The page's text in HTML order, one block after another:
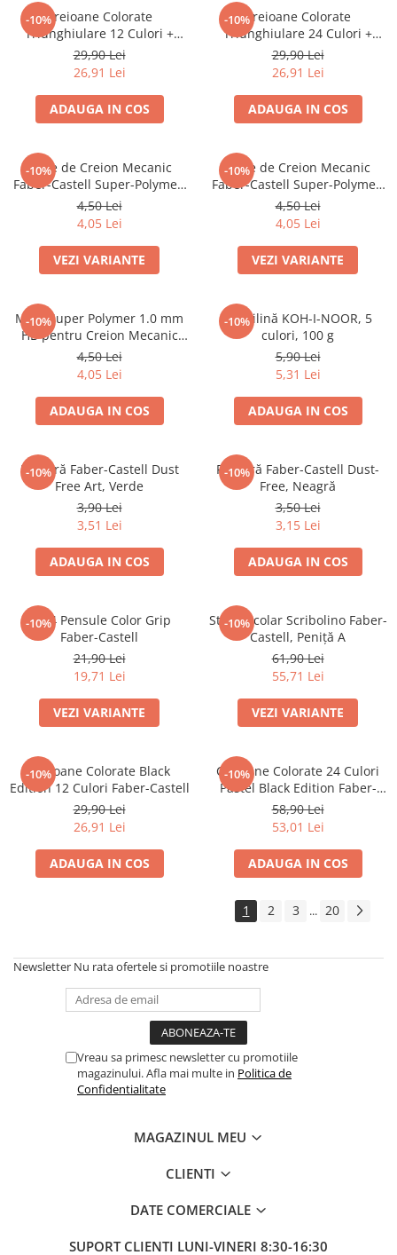
Bibliorafturi
Caiete mecanice
Clipboard-uri
Dosare Plastic
Mape
Penare
Penare cu doua compartimente
Penare cu trei compartimente
Penare cu un compartiment
Penare echipate
Pictură și desen
Accesorii pentru pictură
Creioane grafit și cărbune
Culori acrilice
Pensule
Plastilină
Tempera și Guașe
Tăiere și lipire
Foarfeci
-10%Creioane Colorate
Triunghiulare 12 Culori +
Ascuțitoare Eco Faber-Castell
29,90 Lei
26,91 Lei
ADAUGA IN COS
-10%Creioane Colorate
Triunghiulare 24 Culori +
Ascuțitoare Eco Faber-Castell
29,90 Lei
26,91 Lei
ADAUGA IN COS
-10%
Mine de Creion Mecanic
Faber-Castell Super-Polymer,
0,5 mm, HB/B, 12 Bucăți
4,50 Lei
4,05 Lei
VEZI VARIANTE
-10%
Mine de Creion Mecanic
Faber-Castell Super-Polymer,
0,7 mm, HB/B, 12 Bucăți
4,50 Lei
4,05 Lei
VEZI VARIANTE
-10%
Mine Super Polymer 1.0 mm
HB pentru Creion Mecanic
Faber-Castell
4,50 Lei
4,05 Lei
ADAUGA IN COS
-10%
Plastilină KOH-I-NOOR, 5
culori, 100 g
5,90 Lei
5,31 Lei
ADAUGA IN COS
-10%
Radieră Faber-Castell Dust
Free Art, Verde
3,90 Lei
3,51 Lei
ADAUGA IN COS
-10%
Radieră Faber-Castell Dust-
Free, Neagră
3,50 Lei
3,15 Lei
ADAUGA IN COS
-10%
Set 4 Pensule Color Grip
Faber-Castell
21,90 Lei
19,71 Lei
VEZI VARIANTE
-10%
Stilou Școlar Scribolino Faber-
Castell, Peniță A
61,90 Lei
55,71 Lei
VEZI VARIANTE
-10%
Creioane Colorate Black
Edition 12 Culori Faber-Castell
29,90 Lei
26,91 Lei
ADAUGA IN COS
-10%
Creioane Colorate 24 Culori
Pastel Black Edition Faber-
Castell
58,90 Lei
53,01 Lei
ADAUGA IN COS
1 2 3 ... 20
Newsletter Nu rata ofertele si promotiile noastre
Vreau sa primesc newsletter cu promotiile
magazinului. Afla mai multe in Politica de
Confidentialitate
MAGAZINUL MEU
CLIENTI
DATE COMERCIALE
SUPORT CLIENTI LUNI-VINERI 8:30-16:30